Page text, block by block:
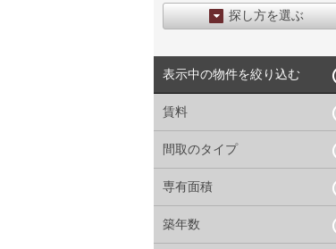
探し方を選ぶ
区から探す
地図から探す
沿線から探す
表示中の物件を絞り込む
賃料
下限なし
礼金なし
敷金なし
礼金１ヶ月以下
間取のタイプ
1R〜1K
1DK〜1LDK
4LDK〜
専有面積
指定なし
築年数